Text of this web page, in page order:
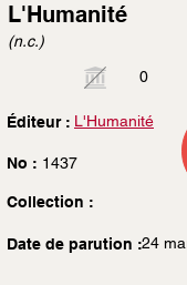
L'Humanité
(n.c.)
0
Éditeur : L'Humanité
No : 1437
Collection :
Date de parution :24